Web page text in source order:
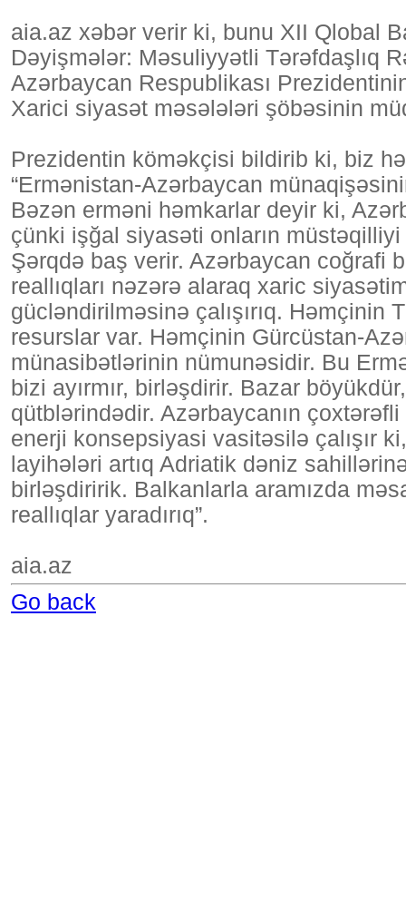
aia.az xəbər verir ki, bunu XII Qlobal
Dəyişmələr: Məsuliyyətli Tərəfdaşlıq
Azərbaycan Respublikası
Xarici siyasət məsələləri şöbəsinin
Prezidentin köməkçisi bildirib ki, biz
“Ermənistan-Azərbaycan
Bəzən erməni həmkarlar deyir ki,
çünki işğal siyasəti onların
Şərqdə baş verir. Azərbaycan coğrafi
reallıqları nəzərə alaraq xaric
gücləndirilməsinə çalışırıq. Həmçinin
resurslar var. Həmçinin Gürcüstan-
münasibətlərinin nümunəsidir. Bu
bizi ayırmır, birləşdirir. Bazar
qütblərindədir. Azərbaycanın
enerji konsepsiyasi vasitəsilə çalışır
layihələri artıq Adriatik dəniz
birləşdiririk. Balkanlarla aramızda
reallıqlar yaradırıq”.
aia.az
Go back